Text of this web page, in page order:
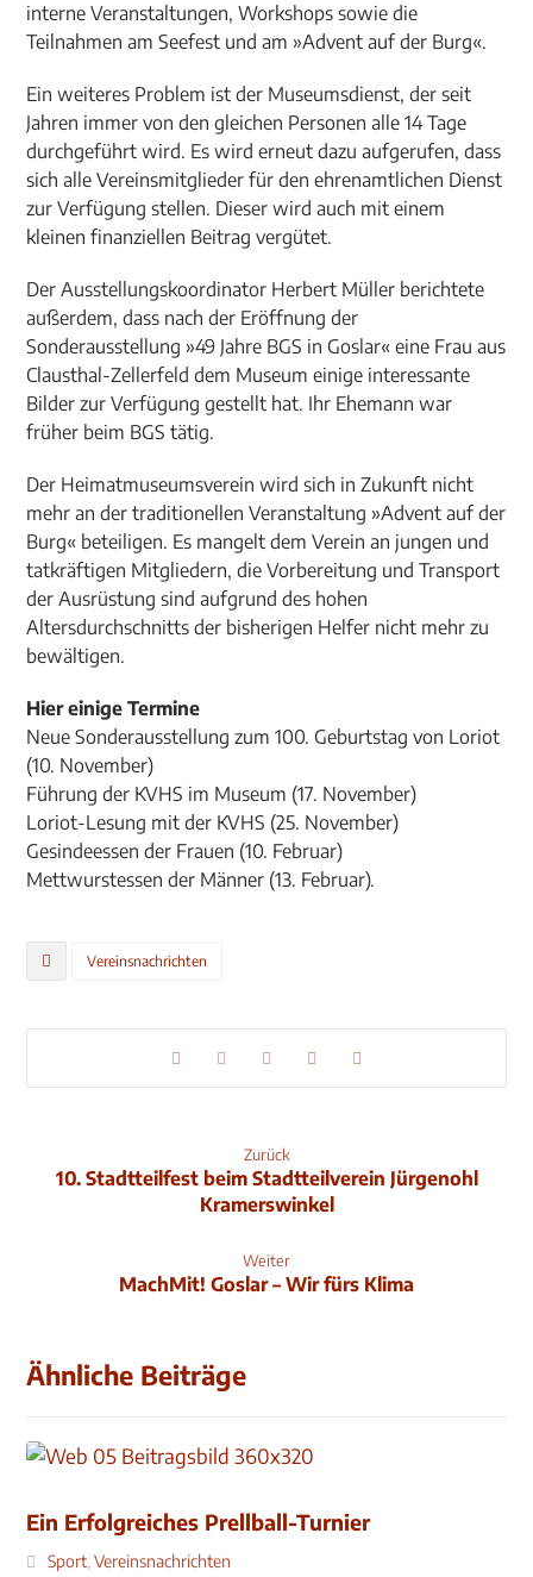
interne Veranstaltungen, Workshops sowie die
Teilnahmen am Seefest und am »Advent auf der Burg«.
Ein weiteres Problem ist der Museumsdienst, der seit
Jahren immer von den gleichen Personen alle 14 Tage
durchgeführt wird. Es wird erneut dazu aufgerufen, dass
sich alle Vereinsmitglieder für den ehrenamtlichen Dienst
zur Verfügung stellen. Dieser wird auch mit einem
kleinen finanziellen Beitrag vergütet.
Der Ausstellungskoordinator Herbert Müller berichtete
außerdem, dass nach der Eröffnung der
Sonderausstellung »49 Jahre BGS in Goslar« eine Frau aus
Clausthal-Zellerfeld dem Museum einige interessante
Bilder zur Verfügung gestellt hat. Ihr Ehemann war
früher beim BGS tätig.
Der Heimatmuseumsverein wird sich in Zukunft nicht
mehr an der traditionellen Veranstaltung »Advent auf der
Burg« beteiligen. Es mangelt dem Verein an jungen und
tatkräftigen Mitgliedern, die Vorbereitung und Transport
der Ausrüstung sind aufgrund des hohen
Altersdurchschnitts der bisherigen Helfer nicht mehr zu
bewältigen.
Hier einige Termine
Neue Sonderausstellung zum 100. Geburtstag von Loriot
(10. November)
Führung der KVHS im Museum (17. November)
Loriot-Lesung mit der KVHS (25. November)
Gesindeessen der Frauen (10. Februar)
Mettwurstessen der Männer (13. Februar).
Vereinsnachrichten
Zurück
10. Stadtteilfest beim Stadtteilverein Jürgenohl
Kramerswinkel
Weiter
MachMit! Goslar – Wir fürs Klima
Ähnliche Beiträge
Ein Erfolgreiches Prellball-Turnier
Sport,Vereinsnachrichten